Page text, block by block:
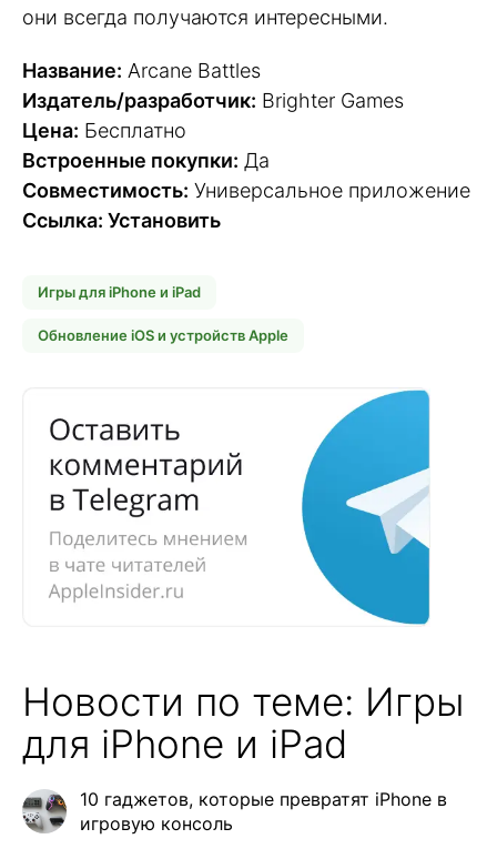
они всегда получаются интересными.
Название: Arcane Battles
Издатель/разработчик: Brighter Games
Цена: Бесплатно
Встроенные покупки: Да
Совместимость: Универсальное приложение
Ссылка: Установить
Игры для iPhone и iPad
Обновление iOS и устройств Apple
Новости по теме: Игры
для iPhone и iPad
10 гаджетов, которые превратят iPhone в
игровую консоль